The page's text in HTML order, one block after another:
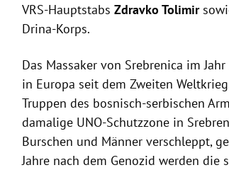
VRS-HauptstabsZdravko Tolimir
Drina-Korps.
Das Massaker von Srebrenica im
in Europa seit dem Zweiten
Truppen des bosnisch-serbischen
damalige UNO-Schutzzone in
Burschen und Männer verschleppt,
Jahre nach dem Genozid werden